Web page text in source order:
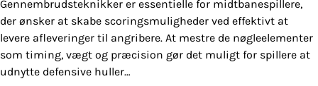
Gennembrudsteknikker er essentielle for midtbanespillere,
der ønsker at skabe scoringsmuligheder ved effektivt at
levere afleveringer til angribere. At mestre de nøgleelementer
som timing, vægt og præcision gør det muligt for spillere at
udnytte defensive huller…